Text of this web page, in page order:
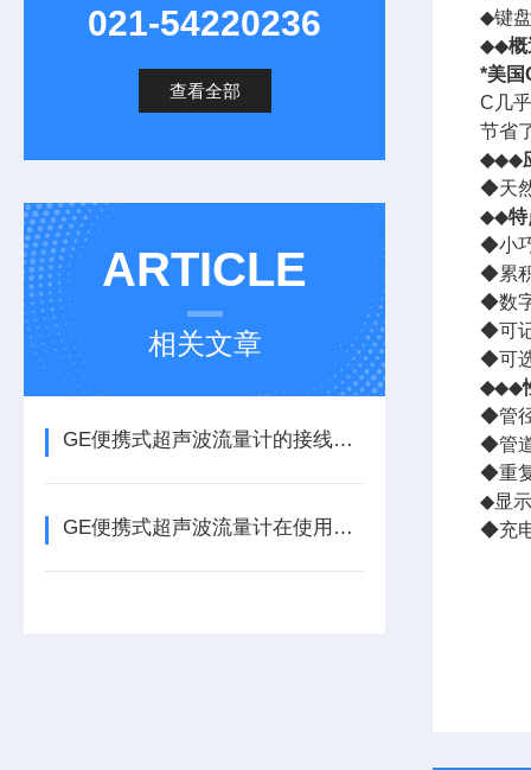
021-54220236
查看全部
ARTICLE
相关文章
GE便携式超声波流量计的接线及使用指南
GE便携式超声波流量计在使用过程中这些小细节要多加留意！
◆键
◆◆概
*美国
C几
节省
◆◆◆
◆天
◆◆特
◆小
◆累
◆数
◆可
◆可
◆◆◆
◆管
◆管
◆重
◆显
◆充